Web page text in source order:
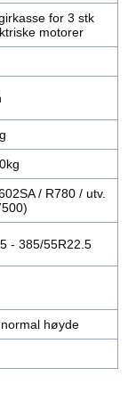
for 3 stk
motorer
/ R780 / utv.
- 385/55R22.5
høyde